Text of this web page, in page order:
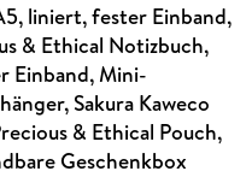
liniert, fester Einband,
& Ethical Notizbuch,
Einband, Mini-
Sakura Kaweco
& Ethical Pouch,
Geschenkbox